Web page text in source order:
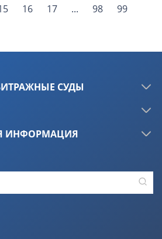
16 17 ... 98 99
СУДЫ
ИНФОРМАЦИЯ